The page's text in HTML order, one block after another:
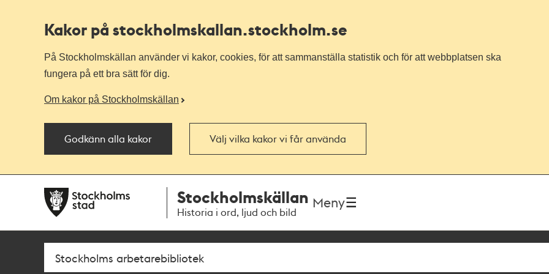
Kakor på stockholmskallan.stockholm.se
På Stockholmskällan använder vi kakor, cookies, för att sammanställa statistik och för att webbplatsen ska
fungera på ett bra sätt för dig.
Om kakor på Stockholmskällan
Godkänn alla kakor Välj vilka kakor vi får använda
navigationen
huvudinnehållet
Stockholmskällan
Historia i ord, ljud och bild
Meny
Sök